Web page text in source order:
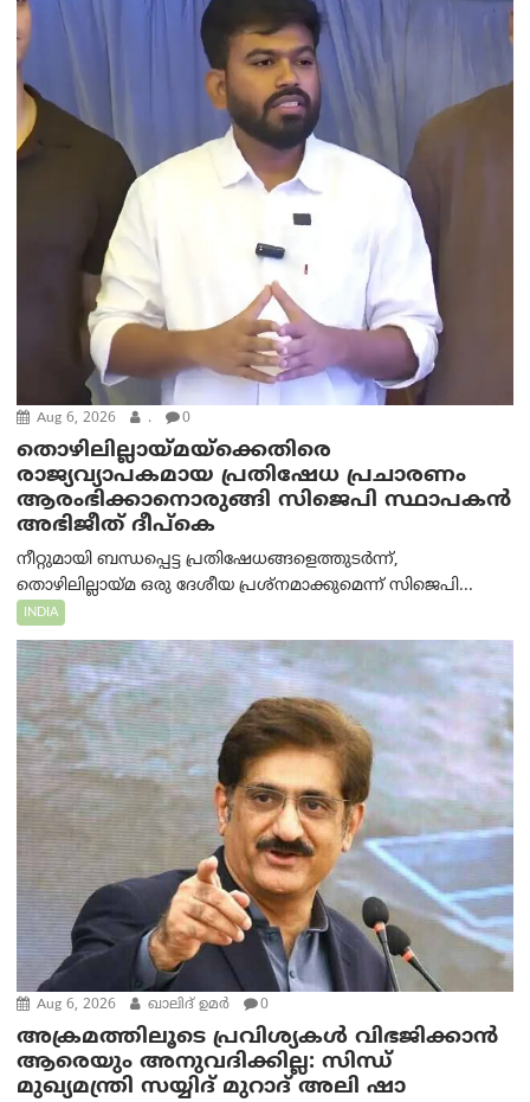
Aug 6, 2026 . 0
തൊഴിലില്ലായ്മയ്ക്കെതിരെ
രാജ്യവ്യാപകമായ പ്രതിഷേധ പ്രചാരണം
ആരംഭിക്കാനൊരുങ്ങി സിജെപി സ്ഥാപകന്‍
അഭിജീത് ദീപ്കെ
നീറ്റുമായി ബന്ധപ്പെട്ട പ്രതിഷേധങ്ങളെത്തുടർന്ന്,
തൊഴിലില്ലായ്മ ഒരു ദേശീയ പ്രശ്നമാക്കുമെന്ന് സിജെപി...
INDIA
Aug 6, 2026 ഖാലിദ് ഉമര്‍ 0
അക്രമത്തിലൂടെ പ്രവിശ്യകൾ വിഭജിക്കാൻ
ആരെയും അനുവദിക്കില്ല: സിന്ധ്
മുഖ്യമന്ത്രി സയ്യിദ് മുറാദ് അലി ഷാ